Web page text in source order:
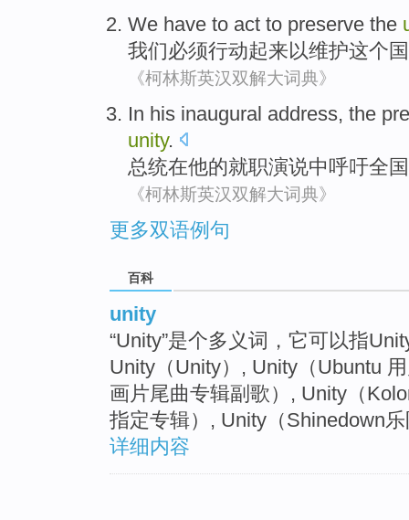
We have to act to preserve the
我们必须行动起来以维护这个
《柯林斯英汉双解大词典》
In his inaugural address, the
unity.
总统在他的就职演说中呼吁全国
《柯林斯英汉双解大词典》
更多双语例句
百科
unity
“Unity”是个多义词，它可以指
Unity（Unity）, Unity（Ubuntu
画片尾曲专辑副歌）, Unity（
指定专辑）, Unity（Shinedown
详细内容